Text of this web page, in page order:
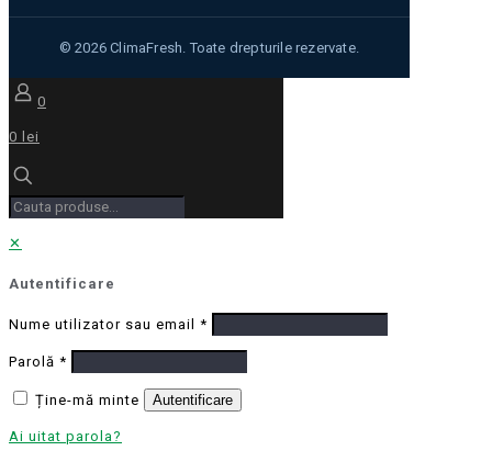
0
0 lei
✕
Autentificare
Nume utilizator sau email *
Parolă *
Ține-mă minte Autentificare
Ai uitat parola?